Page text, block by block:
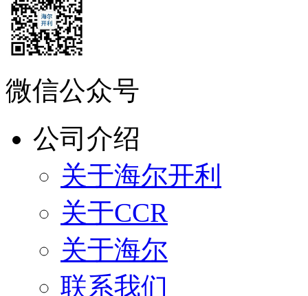
微信公众号
公司介绍
关于海尔开利
关于CCR
关于海尔
联系我们